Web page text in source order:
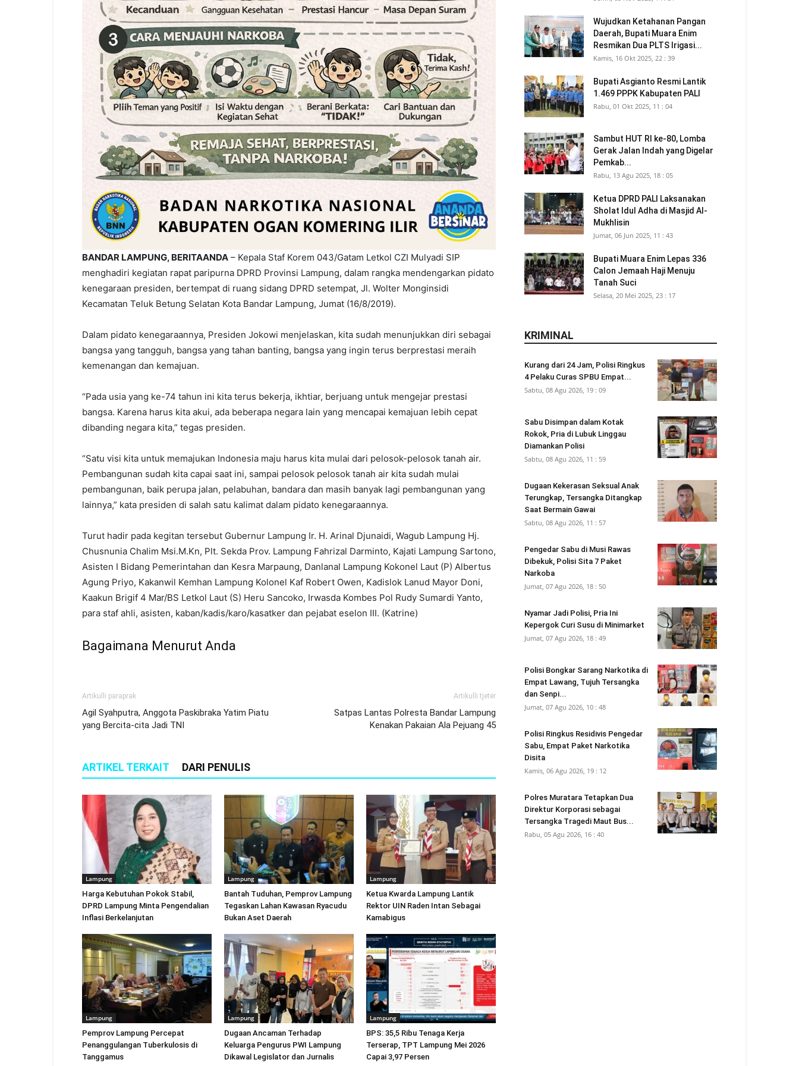
BANDAR LAMPUNG, BERITAANDA – Kepala Staf Korem 043/Gatam Letkol CZI Mulyadi SIP
menghadiri kegiatan rapat paripurna DPRD Provinsi Lampung, dalam rangka mendengarkan pidato
kenegaraan presiden, bertempat di ruang sidang DPRD setempat, Jl. Wolter Monginsidi
Kecamatan Teluk Betung Selatan Kota Bandar Lampung, Jumat (16/8/2019).
Dalam pidato kenegaraannya, Presiden Jokowi menjelaskan, kita sudah menunjukkan diri sebagai
bangsa yang tangguh, bangsa yang tahan banting, bangsa yang ingin terus berprestasi meraih
kemenangan dan kemajuan.
“Pada usia yang ke-74 tahun ini kita terus bekerja, ikhtiar, berjuang untuk mengejar prestasi
bangsa. Karena harus kita akui, ada beberapa negara lain yang mencapai kemajuan lebih cepat
dibanding negara kita,” tegas presiden.
“Satu visi kita untuk memajukan Indonesia maju harus kita mulai dari pelosok-pelosok tanah air.
Pembangunan sudah kita capai saat ini, sampai pelosok pelosok tanah air kita sudah mulai
pembangunan, baik perupa jalan, pelabuhan, bandara dan masih banyak lagi pembangunan yang
lainnya,” kata presiden di salah satu kalimat dalam pidato kenegaraannya.
Turut hadir pada kegitan tersebut Gubernur Lampung Ir. H. Arinal Djunaidi, Wagub Lampung Hj.
Chusnunia Chalim Msi.M.Kn, Plt. Sekda Prov. Lampung Fahrizal Darminto, Kajati Lampung Sartono,
Asisten I Bidang Pemerintahan dan Kesra Marpaung, Danlanal Lampung Kokonel Laut (P) Albertus
Agung Priyo, Kakanwil Kemhan Lampung Kolonel Kaf Robert Owen, Kadislok Lanud Mayor Doni,
Kaakun Brigif 4 Mar/BS Letkol Laut (S) Heru Sancoko, Irwasda Kombes Pol Rudy Sumardi Yanto,
para staf ahli, asisten, kaban/kadis/karo/kasatker dan pejabat eselon III. (Katrine)
Bagaimana Menurut Anda
Artikulli paraprak
Agil Syahputra, Anggota Paskibraka Yatim Piatu
yang Bercita-cita Jadi TNI
Artikulli tjetër
Satpas Lantas Polresta Bandar Lampung
Kenakan Pakaian Ala Pejuang 45
ARTIKEL TERKAIT DARI PENULIS
Lampung
Harga Kebutuhan Pokok Stabil,
DPRD Lampung Minta Pengendalian
Inflasi Berkelanjutan
Lampung
Bantah Tuduhan, Pemprov Lampung
Tegaskan Lahan Kawasan Ryacudu
Bukan Aset Daerah
Lampung
Ketua Kwarda Lampung Lantik
Rektor UIN Raden Intan Sebagai
Kamabigus
Lampung
Pemprov Lampung Percepat
Penanggulangan Tuberkulosis di
Tanggamus
Lampung
Dugaan Ancaman Terhadap
Keluarga Pengurus PWI Lampung
Dikawal Legislator dan Jurnalis
Lampung
BPS: 35,5 Ribu Tenaga Kerja
Terserap, TPT Lampung Mei 2026
Capai 3,97 Persen
Wujudkan Ketahanan Pangan
Daerah, Bupati Muara Enim
Resmikan Dua PLTS Irigasi...
Kamis, 16 Okt 2025, 22 : 39
Bupati Asgianto Resmi Lantik
1.469 PPPK Kabupaten PALI
Rabu, 01 Okt 2025, 11 : 04
Sambut HUT RI ke-80, Lomba
Gerak Jalan Indah yang Digelar
Pemkab...
Rabu, 13 Agu 2025, 18 : 05
Ketua DPRD PALI Laksanakan
Sholat Idul Adha di Masjid Al-
Mukhlisin
Jumat, 06 Jun 2025, 11 : 43
Bupati Muara Enim Lepas 336
Calon Jemaah Haji Menuju
Tanah Suci
Selasa, 20 Mei 2025, 23 : 17
KRIMINAL
Kurang dari 24 Jam, Polisi Ringkus
4 Pelaku Curas SPBU Empat...
Sabtu, 08 Agu 2026, 19 : 09
Sabu Disimpan dalam Kotak
Rokok, Pria di Lubuk Linggau
Diamankan Polisi
Sabtu, 08 Agu 2026, 11 : 59
Dugaan Kekerasan Seksual Anak
Terungkap, Tersangka Ditangkap
Saat Bermain Gawai
Sabtu, 08 Agu 2026, 11 : 57
Pengedar Sabu di Musi Rawas
Dibekuk, Polisi Sita 7 Paket
Narkoba
Jumat, 07 Agu 2026, 18 : 50
Nyamar Jadi Polisi, Pria Ini
Kepergok Curi Susu di Minimarket
Jumat, 07 Agu 2026, 18 : 49
Polisi Bongkar Sarang Narkotika di
Empat Lawang, Tujuh Tersangka
dan Senpi...
Jumat, 07 Agu 2026, 10 : 48
Polisi Ringkus Residivis Pengedar
Sabu, Empat Paket Narkotika
Disita
Kamis, 06 Agu 2026, 19 : 12
Polres Muratara Tetapkan Dua
Direktur Korporasi sebagai
Tersangka Tragedi Maut Bus...
Rabu, 05 Agu 2026, 16 : 40